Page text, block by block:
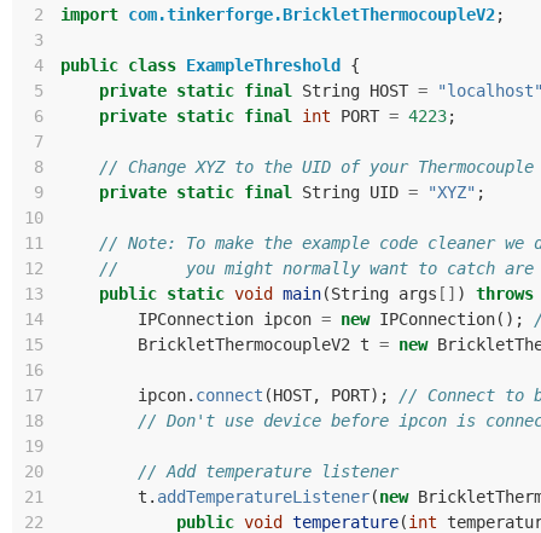
2
import com.tinkerforge.BrickletThermocoupleV2;
3
4
public class ExampleThreshold
{
5
private static final String HOST =
6
private static final int PORT = 4223;
7
8
// Change XYZ to the UID of your
9
private static final String UID = "XYZ" ;
10
11
// Note: To make the example code cleaner
12
//       you might normally want to catch are
13
public static void main(String args [] )
throws
14
IPConnection ipcon = new IPConnection();
15
BrickletThermocoupleV2 t = new
16
17
ipcon. connect (HOST, PORT);
// Connect to
18
// Don't use device before ipcon is
19
20
// Add temperature listener
21
t . addTemperatureListener(new
22
public void temperature(int